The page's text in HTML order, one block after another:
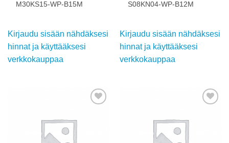
M30KS15-WP-B15M
Kirjaudu sisään nähdäksesi
hinnat ja käyttääksesi
verkkokauppaa
S08KN04-WP-B12M
Kirjaudu sisään nähdäksesi
hinnat ja käyttääksesi
verkkokauppaa